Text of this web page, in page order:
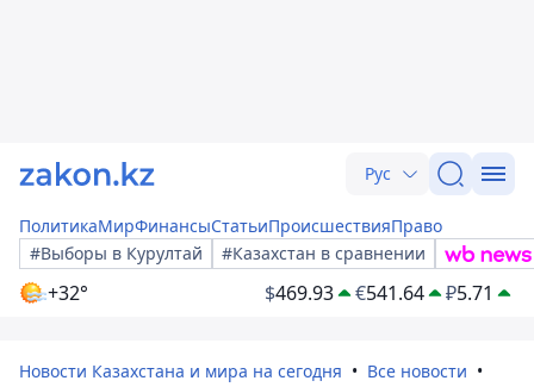
Рус
ПолитикаМирФинансыСтатьиПроисшествияПраво
#Выборы в Курултай
#Казахстан в сравнении
+32° $469.93 €541.64 ₽5.71
Новости Казахстана и мира на сегодня
Все новости